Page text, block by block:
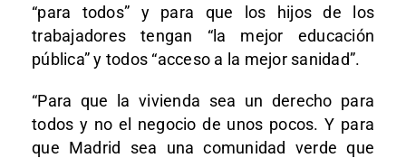
“para todos” y para que los hijos de los
trabajadores tengan “la mejor educación
pública” y todos “acceso a la mejor sanidad”.
“Para que la vivienda sea un derecho para
todos y no el negocio de unos pocos. Y para
que Madrid sea una comunidad verde que